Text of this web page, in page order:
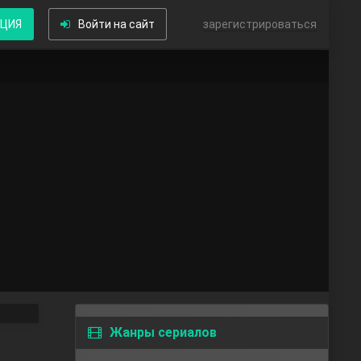
Войти на сайт зарегистрироваться
Жанры сериалов